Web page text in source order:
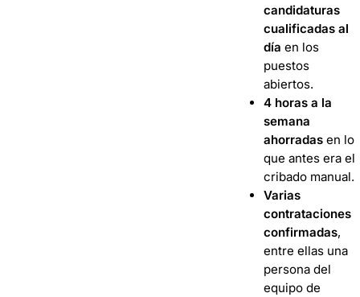
candidaturas
cualificadas al
día en los
puestos
abiertos.
4 horas a la
semana
ahorradas en lo
que antes era el
cribado manual.
Varias
contrataciones
confirmadas,
entre ellas una
persona del
equipo de